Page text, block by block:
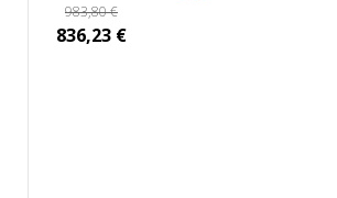
983,80€
836,23 €